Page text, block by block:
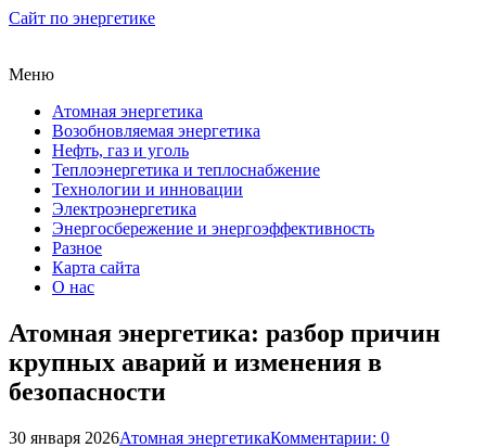
Сайт по энергетике
Меню
Атомная энергетика
Возобновляемая энергетика
Нефть, газ и уголь
Теплоэнергетика и теплоснабжение
Технологии и инновации
Электроэнергетика
Энергосбережение и энергоэффективность
Разное
Карта сайта
О нас
Атомная энергетика: разбор причин
крупных аварий и изменения в
безопасности
30 января 2026Атомная энергетикаКомментарии: 0